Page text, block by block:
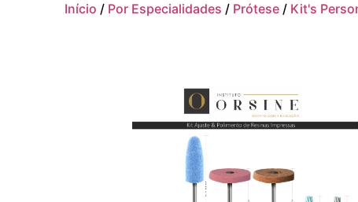
Início / Por Especialidades / Prótese / Kit's